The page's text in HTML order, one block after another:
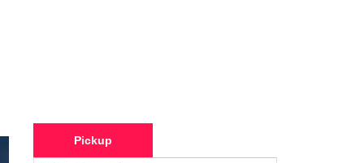
Pickup